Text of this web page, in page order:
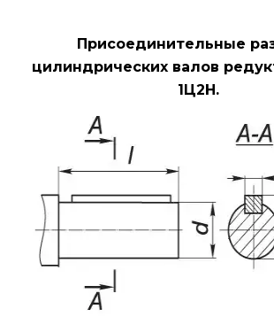
Присоединительные
цилиндрических валов
1Ц2Н.